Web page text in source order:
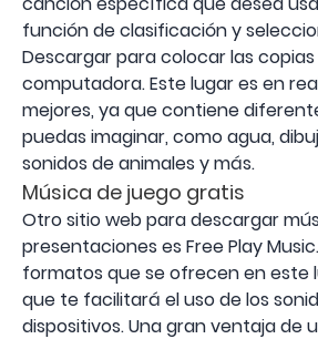
función de clasificación y
Descargar para colocar las
computadora. Este lugar es en
mejores, ya que contiene
puedas imaginar, como agua,
sonidos de animales y más.
Música de juego gratis
Otro sitio web para descargar
presentaciones es Free Play
formatos que se ofrecen en este
que te facilitará el uso de los
dispositivos. Una gran ventaja de